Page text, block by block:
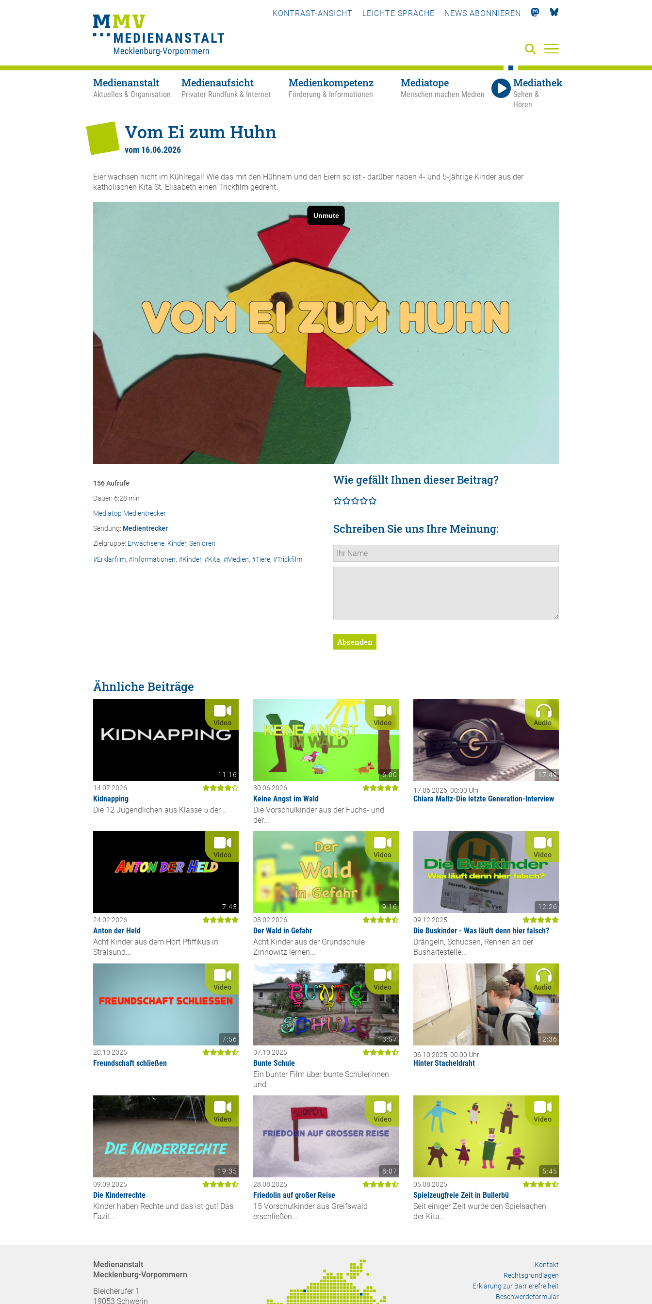
KONTRAST-ANSICHT LEICHTE SPRACHE NEWS ABONNIEREN
Medienanstalt
Aktuelles & Organisation
Medienaufsicht
Privater Rundfunk & Internet
Medienkompetenz
Förderung & Informationen
Mediatope
Menschen machen Medien
Mediathek
Sehen &
Hören
Vom Ei zum Huhn
vom 16.06.2026
Eier wachsen nicht im Kühlregal! Wie das mit den Hühnern und den Eiern so ist - darüber haben 4- und 5-jährige Kinder aus der
katholischen Kita St. Elisabeth einen Trickfilm gedreht.
156 Aufrufe
Dauer: 6:28 min
Mediatop Medientrecker
Sendung: Medientrecker
Zielgruppe: Erwachsene, Kinder, Senioren
#Erklärfilm, #Informationen, #Kinder, #Kita, #Medien, #Tiere, #Trickfilm
Wie gefällt Ihnen dieser Beitrag?
Schreiben Sie uns Ihre Meinung:
Absenden
Ähnliche Beiträge
Video
11:16
14.07.2026
Kidnapping
Die 12 Jugendlichen aus Klasse 5 der...
Video
6:00
30.06.2026
Keine Angst im Wald
Die Vorschulkinder aus der Fuchs- und
der...
Audio
17:49
17.06.2026, 00:00 Uhr
Chiara Maltz-Die letzte Generation-Interview
Video
7:45
24.02.2026
Anton der Held
Acht Kinder aus dem Hort Pfiffikus in
Stralsund...
Video
9:16
03.02.2026
Der Wald in Gefahr
Acht Kinder aus der Grundschule
Zinnowitz lernen...
Video
12:26
09.12.2025
Die Buskinder - Was läuft denn hier falsch?
Drängeln, Schubsen, Rennen an der
Bushaltestelle...
Video
7:56
20.10.2025
Freundschaft schließen
Video
13:57
07.10.2025
Bunte Schule
Ein bunter Film über bunte Schülerinnen
und...
Audio
12:36
06.10.2025, 00:00 Uhr
Hinter Stacheldraht
Video
19:35
09.09.2025
Die Kinderrechte
Kinder haben Rechte und das ist gut! Das
Fazit...
Video
8:07
28.08.2025
Friedolin auf großer Reise
15 Vorschulkinder aus Greifswald
erschließen...
Video
5:45
05.08.2025
Spielzeugfreie Zeit in Bullerbü
Seit einiger Zeit wurde den Spielsachen
der Kita...
Medienanstalt
Mecklenburg-Vorpommern
Bleicherufer 1
19053 Schwerin
Kontakt
Rechtsgrundlagen
Erklärung zur Barrierefreiheit
Beschwerdeformular